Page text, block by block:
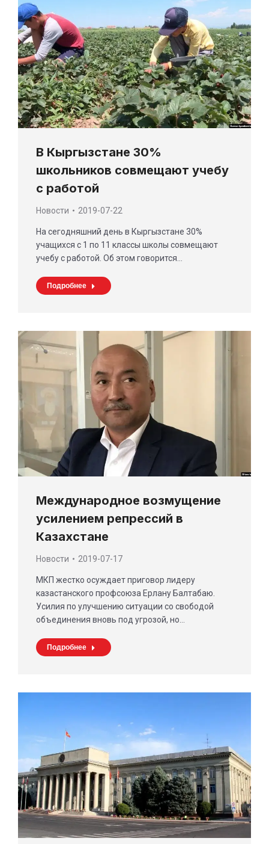
В Кыргызстане 30%
школьников совмещают учебу
с работой
Новости 2019-07-22
На сегодняшний день в Кыргызстане 30%
учащихся с 1 по 11 классы школы совмещают
учебу с работой. Об этом говорится…
Подробнее
Международное возмущение
усилением репрессий в
Казахстане
Новости 2019-07-17
МКП жестко осуждает приговор лидеру
казастанского профсоюза Ерлану Балтабаю.
Усилия по улучшению ситуации со свободой
объединения вновь под угрозой, но…
Подробнее